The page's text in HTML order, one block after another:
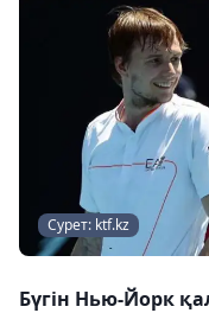
Сурет: ktf.kz
Бүгін Нью-Йорк